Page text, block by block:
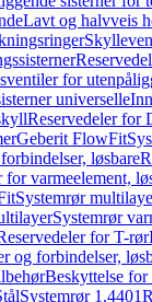
Lavt og halvveis
for
universelle
Reservedeler for
Geberit FlowFit
løsbare
varmeelement,
Systemrør
Systemrør
for T-rør
og forbindelser,
Beskyttelse
Systemrør 1.4401